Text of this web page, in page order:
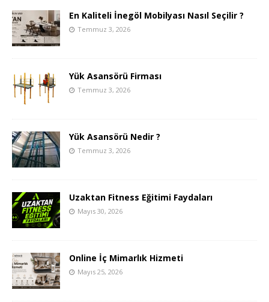
En Kaliteli İnegöl Mobilyası Nasıl Seçilir ?
Temmuz 3, 2026
Yük Asansörü Firması
Temmuz 3, 2026
Yük Asansörü Nedir ?
Temmuz 3, 2026
Uzaktan Fitness Eğitimi Faydaları
Mayıs 30, 2026
Online İç Mimarlık Hizmeti
Mayıs 25, 2026